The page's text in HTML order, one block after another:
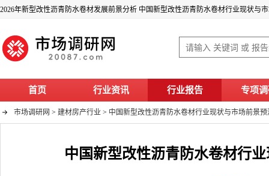
首页 行业资讯 行业报告 专项
市场调研网 > 建材房产行业 > 中国新型改性沥青防水卷材行业现状与市场前景预
中国新型改性沥青防水卷材行